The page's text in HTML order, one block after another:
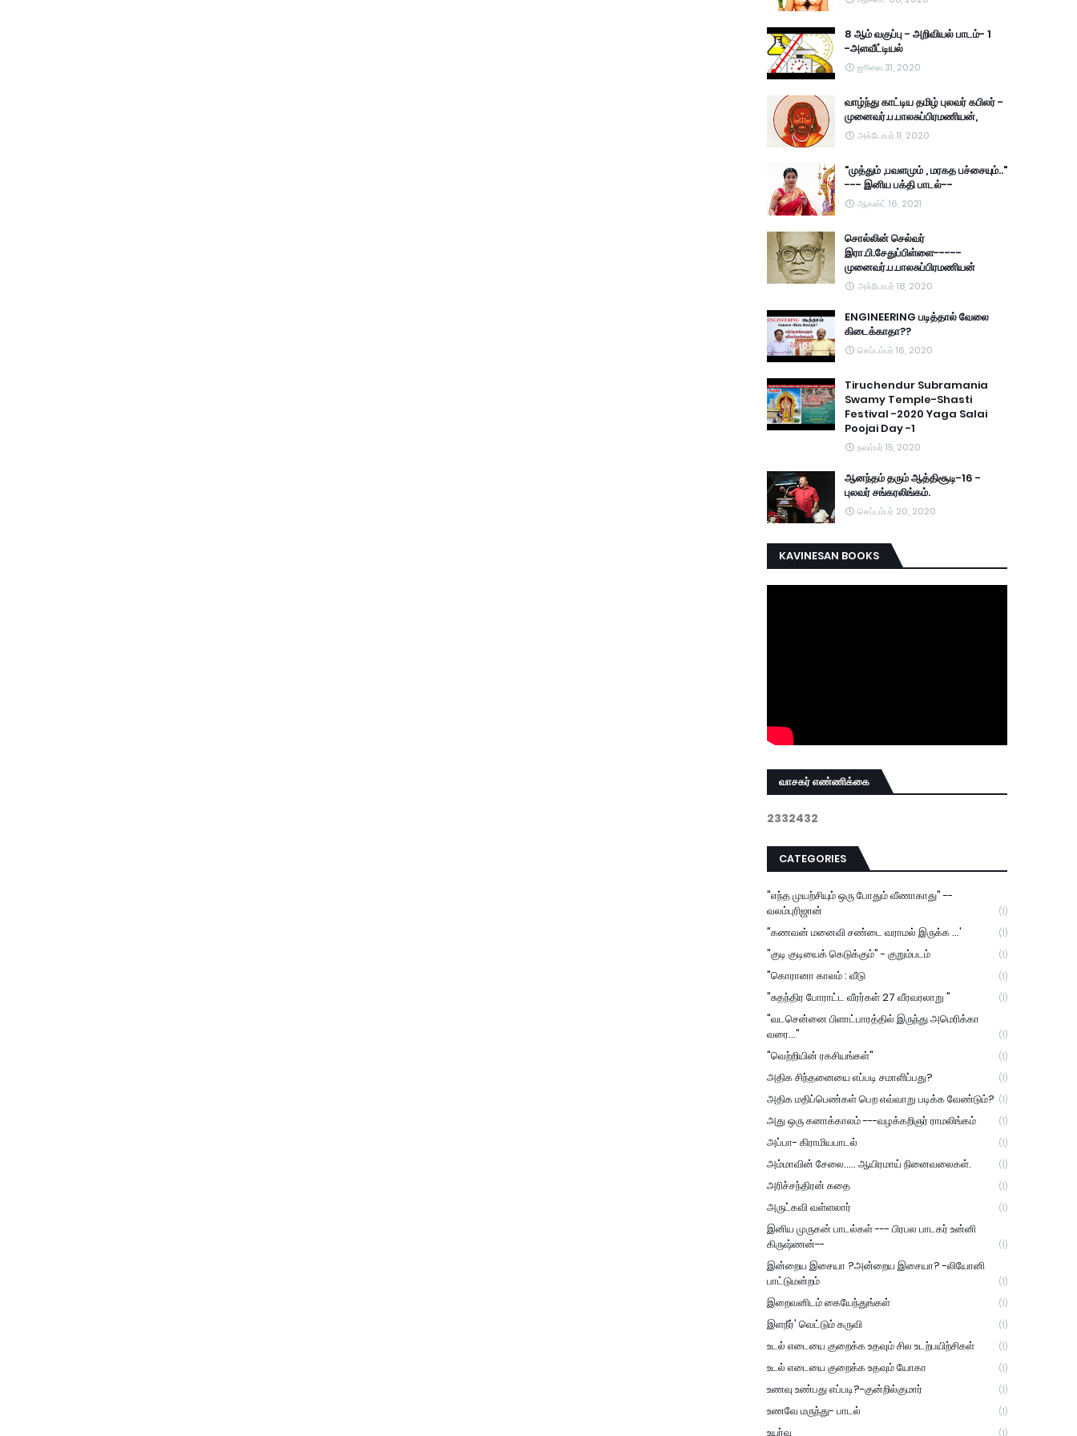
8 ஆம் வகுப்பு - அறிவியல் பாடம்- 1
-அளவீட்டியல்
ஜூலை 31, 2020
வாழ்ந்து காட்டிய தமிழ் புலவர் கபிலர் -
முனைவர்.ப.பாலசுப்பிரமணியன்,
அக்டோபர் 11, 2020
"முத்தும் ,பவளமும் , மரகத பச்சையும்.."
--- இனிய பக்தி பாடல்--
ஆகஸ்ட் 16, 2021
சொல்லின் செல்வர்
இரா.பி.சேதுப்பிள்ளை-----
முனைவர்.ப.பாலசுப்பிரமணியன்
அக்டோபர் 18, 2020
ENGINEERING படித்தால் வேலை
கிடைக்காதா??
செப்டம்பர் 16, 2020
Tiruchendur Subramania
Swamy Temple-Shasti
Festival -2020 Yaga Salai
Poojai Day -1
நவம்பர் 15, 2020
ஆனந்தம் தரும் ஆத்திசூடி-16 -
புலவர் சங்கரலிங்கம்.
செப்டம்பர் 20, 2020
KAVINESAN BOOKS
வாசகர் எண்ணிக்கை
2332432
CATEGORIES
"எந்த முயற்சியும் ஒரு போதும் வீணாகாது" --
வலம்புரிஜான்
(1)
"கணவன் மனைவி சண்டை வராமல் இருக்க ...' (1)
"குடி குடியைக் கெடுக்கும்" - குறும்படம் (1)
"கொரானா காலம் : வீடு (1)
"சுதந்திர போராட்ட வீரர்கள் 27 வீரவரலாறு " (1)
"வடசென்னை பிளாட்பாரத்தில் இருந்து அமெரிக்கா
வரை..."
(1)
"வெற்றியின் ரகசியங்கள்" (1)
அதிக சிந்தனையை எப்படி சமாளிப்பது? (1)
அதிக மதிப்பெண்கள் பெற எவ்வாறு படிக்க வேண்டும்? (1)
அது ஒரு கனாக்காலம் ---வழக்கறிஞர் ராமலிங்கம் (1)
அப்பா- கிராமியபாடல் (1)
அம்மாவின் சேலை..... ஆயிரமாய் நினைவலைகள். (1)
அரிச்சந்திரன் கதை (1)
அருட்கவி வள்ளலார் (1)
இனிய முருகன் பாடல்கள் --- பிரபல பாடகர் உன்னி
கிருஷ்ணன்--
(1)
இன்றைய இசையா ?அன்றைய இசையா? -லியோனி
பாட்டுமன்றம்
(1)
இறைவனிடம் கையேந்துங்கள் (1)
இளநீர்' வெட்டும் கருவி (1)
உடல் எடையை குறைக்க உதவும் சில உடற்பயிற்சிகள் (1)
உடல் எடையை குறைக்க உதவும் யோகா (1)
உணவு உண்பது எப்படி?-குன்றில்குமார் (1)
உணவே மருந்து- பாடல் (1)
உயர்வு (1)